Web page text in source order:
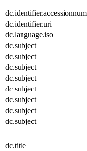
dc.identifier.accessionnum
dc.identifier.uri
dc.language.iso
dc.subject
dc.subject
dc.subject
dc.subject
dc.subject
dc.subject
dc.subject
dc.subject
dc.title